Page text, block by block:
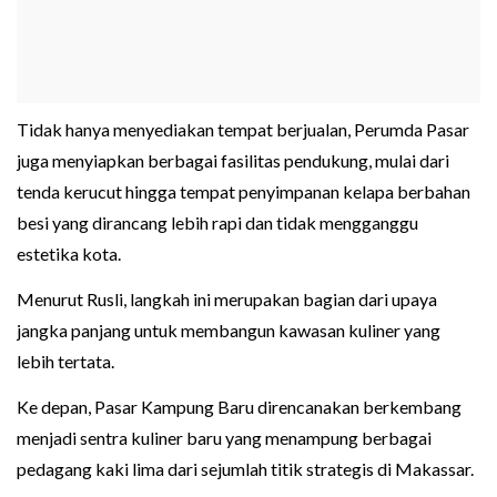
Tidak hanya menyediakan tempat berjualan, Perumda Pasar
juga menyiapkan berbagai fasilitas pendukung, mulai dari
tenda kerucut hingga tempat penyimpanan kelapa berbahan
besi yang dirancang lebih rapi dan tidak mengganggu
estetika kota.
Menurut Rusli, langkah ini merupakan bagian dari upaya
jangka panjang untuk membangun kawasan kuliner yang
lebih tertata.
Ke depan, Pasar Kampung Baru direncanakan berkembang
menjadi sentra kuliner baru yang menampung berbagai
pedagang kaki lima dari sejumlah titik strategis di Makassar.